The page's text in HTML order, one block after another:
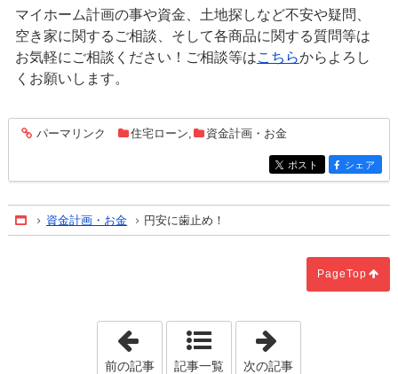
マイホーム計画の事や資金、土地探しなど不安や疑問、
空き家に関するご相談、そして各商品に関する質問等は
お気軽にご相談ください！ご相談等はこちらからよろし
くお願いします。
entry1303
パーマリンク 住宅ローン 資金計画・お金
entry1303
ポスト entry1303
シェア
Home
資金計画・お金 円安に歯止め！
PageTop
「浴室の寒さを低減する方法」
前の記事 記事一覧 次の記事